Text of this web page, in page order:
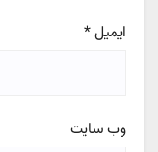
ایمیل*
وب‌ سایت